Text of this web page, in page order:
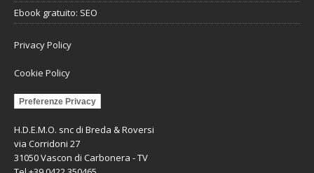
Ebook gratuito: SEO
Privacy Policy
Cookie Policy
Preferenze Privacy
H.D.E.M.O. snc di Breda & Roversi
via Corridoni 27
31050 Vascon di Carbonera - TV